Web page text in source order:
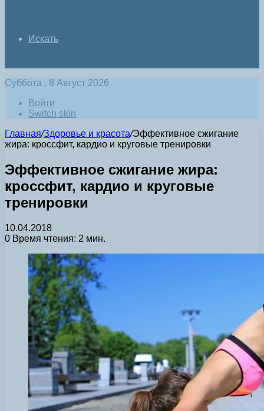
Искать
Суббота , 8 Август 2026
Войти
Switch skin
Главная/Здоровье и красота/Эффективное сжигание
жира: кроссфит, кардио и круговые тренировки
Эффективное сжигание жира:
кроссфит, кардио и круговые
тренировки
10.04.2018
0 Время чтения: 2 мин.